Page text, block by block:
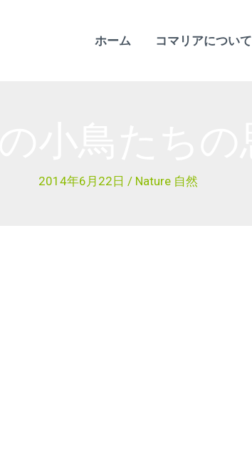
ホーム コマリアについて
2014年6月22日 / Nature 自然